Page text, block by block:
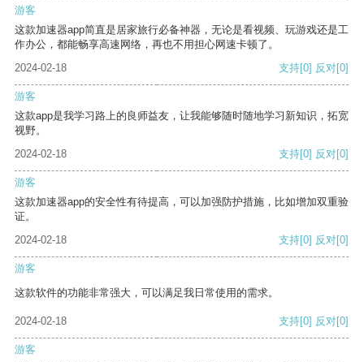
游客
这款加速器app简直是居家旅行必备神器，无论是看视频、玩游戏还是工
作办公，都能畅享高速网络，再也不用担心网速卡顿了。
2024-02-18
支持[0] 反对[0]
游客
这款app是我学习路上的良师益友，让我能够随时随地学习新知识，拓宽
视野。
2024-02-18
支持[0] 反对[0]
游客
这款加速器app的安全性有待提高，可以加强防护措施，比如增加双重验
证。
2024-02-18
支持[0] 反对[0]
游客
这款软件的功能非常强大，可以满足我日常使用的需求。
2024-02-18 支持[0] 反对[0]
游客